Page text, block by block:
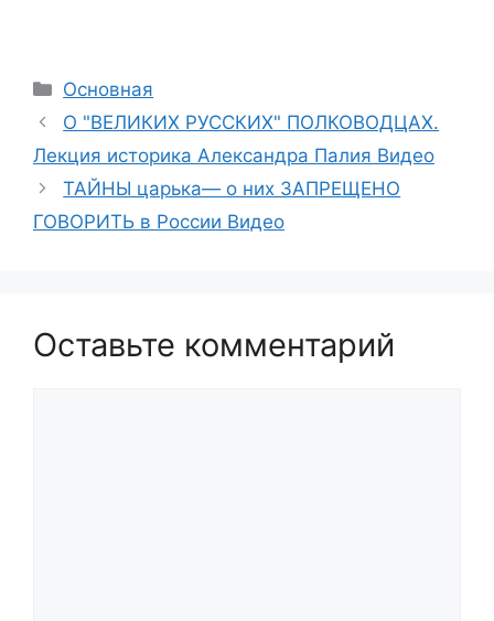
Рубрики
Основная
О "ВЕЛИКИХ РУССКИХ" ПОЛКОВОДЦАХ.
Лекция историка Александра Палия Видео
ТАЙНЫ царька— о них ЗАПРЕЩЕНО
ГОВОРИТЬ в России Видео
Оставьте комментарий